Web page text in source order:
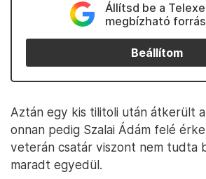
Állítsd be a
megbízható
Beállítom
Aztán egy kis tilitoli után átkerült
onnan pedig Szalai Ádám felé
veterán csatár viszont nem tudta
maradt egyedül.